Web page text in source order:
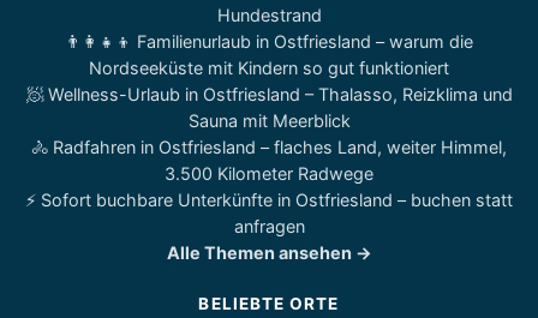
Hundestrand
👨‍👩‍👧‍👦 Familienurlaub in Ostfriesland – warum die
Nordseeküste mit Kindern so gut funktioniert
🧖 Wellness-Urlaub in Ostfriesland – Thalasso, Reizklima und
Sauna mit Meerblick
🚴 Radfahren in Ostfriesland – flaches Land, weiter Himmel,
3.500 Kilometer Radwege
⚡ Sofort buchbare Unterkünfte in Ostfriesland – buchen statt
anfragen
Alle Themen ansehen →
BELIEBTE ORTE